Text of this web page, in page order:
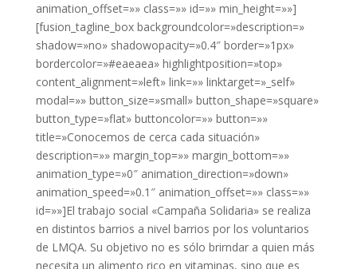
animation_offset=»» class=»» id=»» min_height=»»]
[fusion_tagline_box backgroundcolor=»description=»
shadow=»no» shadowopacity=»0.4″ border=»1px»
bordercolor=»#eaeaea» highlightposition=»top»
content_alignment=»left» link=»» linktarget=»_self»
modal=»» button_size=»small» button_shape=»square»
button_type=»flat» buttoncolor=»» button=»»
title=»Conocemos de cerca cada situación»
description=»» margin_top=»» margin_bottom=»»
animation_type=»0″ animation_direction=»down»
animation_speed=»0.1″ animation_offset=»» class=»»
id=»»]El trabajo social «Campaña Solidaria» se realiza
en distintos barrios a nivel barrios por los voluntarios
de LMQA. Su objetivo no es sólo brirndar a quien más
necesita un alimento rico en vitaminas, sino que es